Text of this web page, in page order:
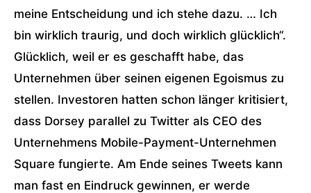
meine Entscheidung und ich stehe dazu. … Ich
bin wirklich traurig, und doch wirklich glücklich“.
Glücklich, weil er es geschafft habe, das
Unternehmen über seinen eigenen Egoismus zu
stellen. Investoren hatten schon länger kritisiert,
dass Dorsey parallel zu Twitter als CEO des
Unternehmens Mobile-Payment-Unternehmen
Square fungierte. Am Ende seines Tweets kann
man fast en Eindruck gewinnen, er werde